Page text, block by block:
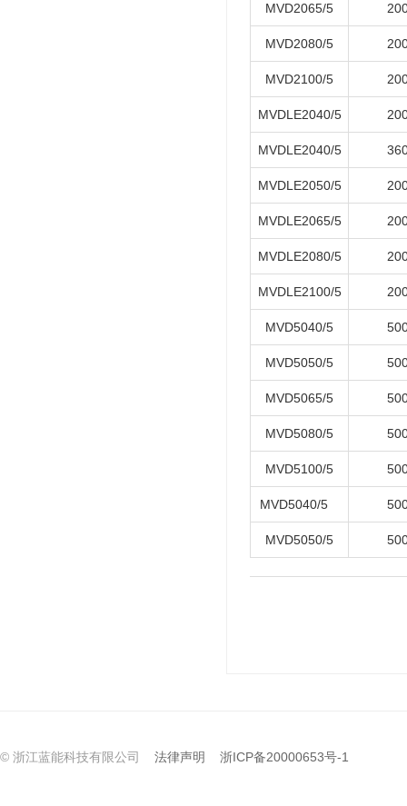
MVD2065/5
MVD2080/5
MVD2100/5
MVDLE2040/5
MVDLE2040/5
MVDLE2050/5
MVDLE2065/5
MVDLE2080/5
MVDLE2100/5
MVD5040/5
MVD5050/5
MVD5065/5
MVD5080/5
MVD5100/5
MVD5040/5
MVD5050/5
© 浙江蓝能科技有限公司 法律声明 浙ICP备20000653号-1